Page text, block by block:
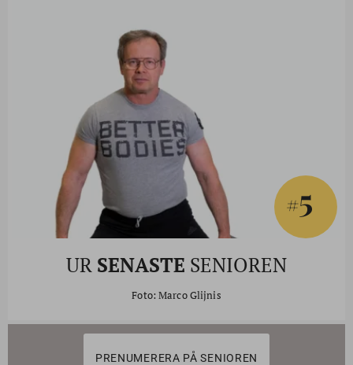
#5
UR SENASTE SENIOREN
Foto: Marco Glijnis
PRENUMERERA PÅ SENIOREN